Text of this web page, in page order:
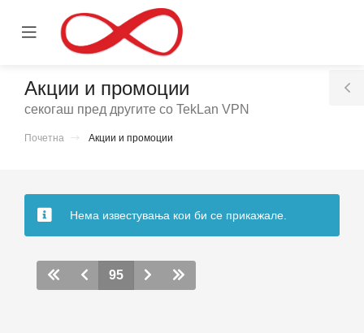
Mobile
Акции и промоции
секогаш пред другите со TekLan VPN
Почетна Акции и промоции
Нема известувања кои би се прикажале.
95